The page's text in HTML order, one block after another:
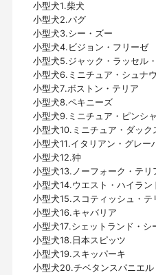
小型犬1.柴犬
小型犬2.パグ
小型犬3.シー・ズー
小型犬4.ビジョン・フリーゼ
小型犬5.ジャック・ラッセル
小型犬6.ミニチュア・シュナ
小型犬7.ボストン・テリア
小型犬8.ペキニーズ
小型犬9.ミニチュア・ピンシ
小型犬10.ミニチュア・ダック
小型犬11.イタリアン・グレー
小型犬12.狆
小型犬13.ノーフォーク・テリ
小型犬14.ウエスト・ハイラン
小型犬15.スコティッシュ・テ
小型犬16.キャバリア
小型犬17.シェットランド・シ
小型犬18.日本スピッツ
小型犬19.スキッパーキ
小型犬20.チベタンスパニエル